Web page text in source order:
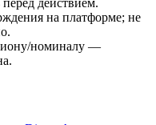
действием.
на платформе; не
номиналу —